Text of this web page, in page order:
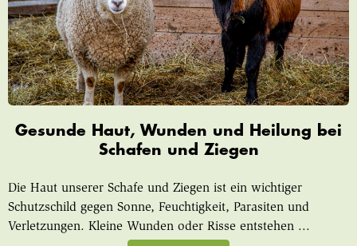
Gesunde Haut, Wunden und Heilung bei
Schafen und Ziegen
Die Haut unserer Schafe und Ziegen ist ein wichtiger
Schutzschild gegen Sonne, Feuchtigkeit, Parasiten und
Verletzungen. Kleine Wunden oder Risse entstehen ...